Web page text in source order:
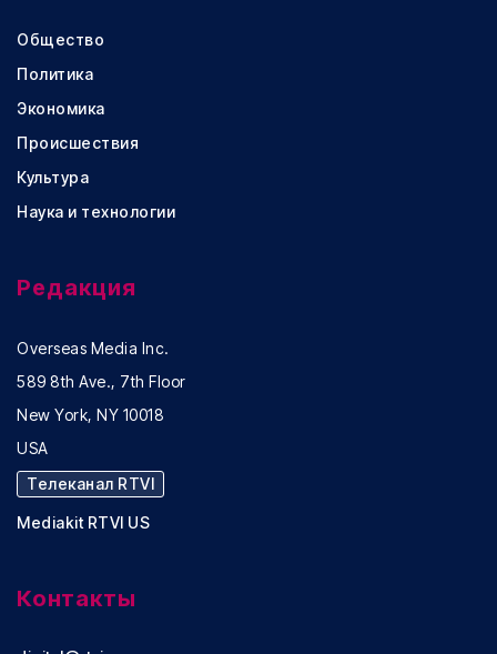
Общество
Политика
Экономика
Происшествия
Культура
Наука и технологии
Редакция
Overseas Media Inc.
589 8th Ave., 7th Floor
New York, NY 10018
USA
Телеканал RTVI
Mediakit RTVI US
Контакты